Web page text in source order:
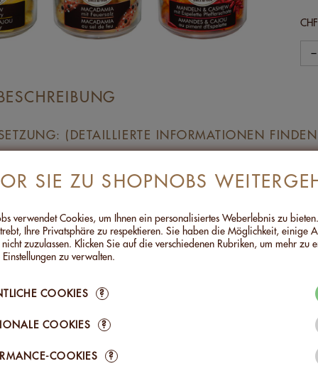
CHF
−
(DETAILLIERTE INFORMATIONEN
Mandeln und Cashew ohne Salz,
Cashew mit Schweizer Alpensalz,
Curry,
Cashew mit Espelette Pfefferschote,
mit Feuersalz,
Schokoladen-Trio
und traditionell in der Schweiz hergestellt
SIE ZU SHOPNOBS
verwendet Cookies, um Ihnen ein personalisiertes Weberlebnis zu
Ihre Privatsphäre zu respektieren. Sie haben die Möglichkeit, einige
zuzulassen. Klicken Sie auf die verschiedenen Rubriken, um mehr zu
zu verwalten.
COOKIES ?
COOKIES ?
COOKIES ?